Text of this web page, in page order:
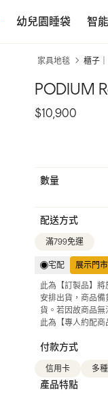
幼兒園睡袋 智
家具地毯 櫃子
PODIUM
$10,900
數量
配送方式
滿799免運
宅配 展示門
此為【訂製品】
安排出貨，商品
貨。若因故商品無
此為【專人約配商
付款方式
信用卡 多
產品特點